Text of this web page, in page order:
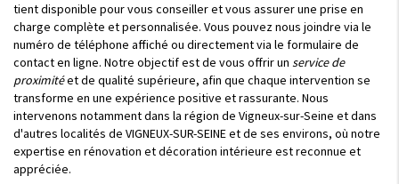
tient disponible pour vous conseiller et vous assurer une prise en
charge complète et personnalisée. Vous pouvez nous joindre via le
numéro de téléphone affiché ou directement via le formulaire de
contact en ligne. Notre objectif est de vous offrir un service de
proximitéet de qualité supérieure, afin que chaque intervention se
transforme en une expérience positive et rassurante. Nous
intervenons notamment dans la région de Vigneux-sur-Seine et dans
d'autres localités de VIGNEUX-SUR-SEINE et de ses environs, où notre
expertise en rénovation et décoration intérieure est reconnue et
appréciée.